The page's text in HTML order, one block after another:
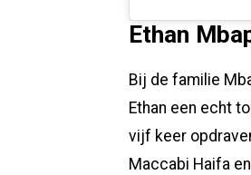
Ethan
Bij de familie
Ethan een echt
vijf keer
Maccabi Haifa